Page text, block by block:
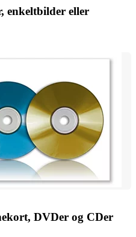
enkeltbilder eller
DVDer og CDer